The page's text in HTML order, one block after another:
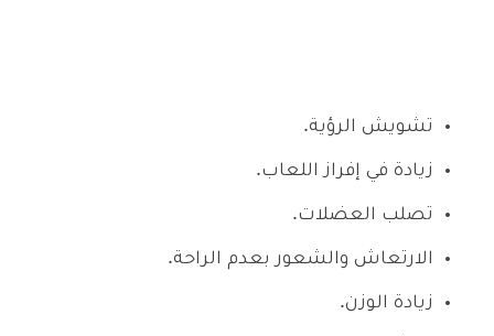
تشويش الرؤية.
زيادة في إفراز اللعاب.
تصلب العضلات.
الارتعاش والشعور بعدم الراحة.
زيادة الوزن.